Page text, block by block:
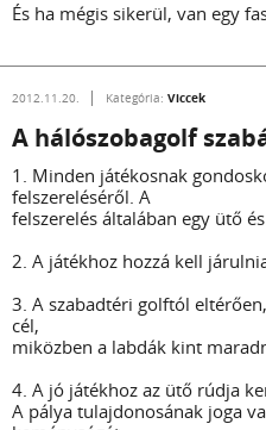
És ha mégis sikerül, van egy
2012.11.20. Kategória: Viccek
A hálószobagolf
1. Minden játékosnak
felszereléséről. A
felszerelés általában egy ütő
2. A játékhoz hozzá kell
3. A szabadtéri golftól
cél,
miközben a labdák kint
4. A jó játékhoz az ütő rúdja
A pálya tulajdonosának joga